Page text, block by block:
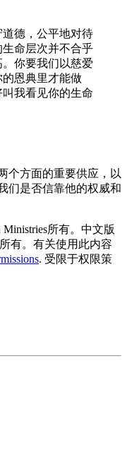
德，公平地对待
命层次并不合乎
你要我们以慈爱
恩典里才能做
我看见你的生命
个方面的重要供应，以
们是否信靠他的权威和
Ministries所有。中文版
所有。有关使用此内容
. 受限于权限策